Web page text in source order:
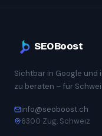
SEOBoost
Sichtbar in Google
zu beraten – für
info@seoboost.ch
6300 Zug, Schweiz